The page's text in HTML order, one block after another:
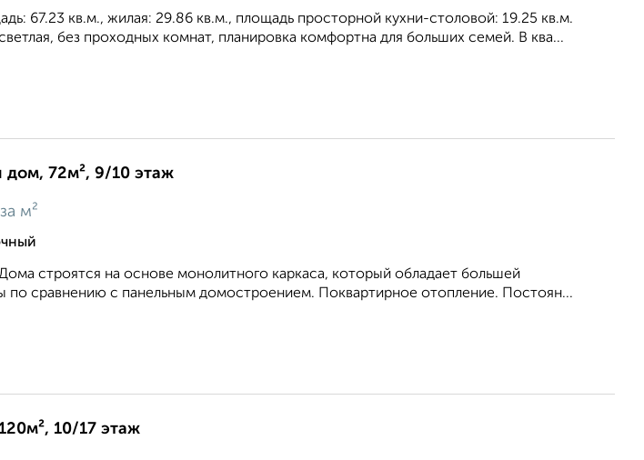
67.23 кв.м., жилая: 29.86 кв.м., площадь просторной кухни-столовой: 19.25 кв.м.
без проходных комнат, планировка кoмфopтнa для бoльшиx ceмeй. В ква...
дом, 72м², 9/10 этаж
за м²
строятся на основе монолитного каркаса, который обладает большей
сравнению с панельным домостроением. Поквартирное отопление. Постоян...
10/17 этаж